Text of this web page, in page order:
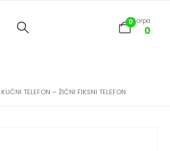
0Korpa
0
TELEFON – ŽIČNI FIKSNI TELEFON